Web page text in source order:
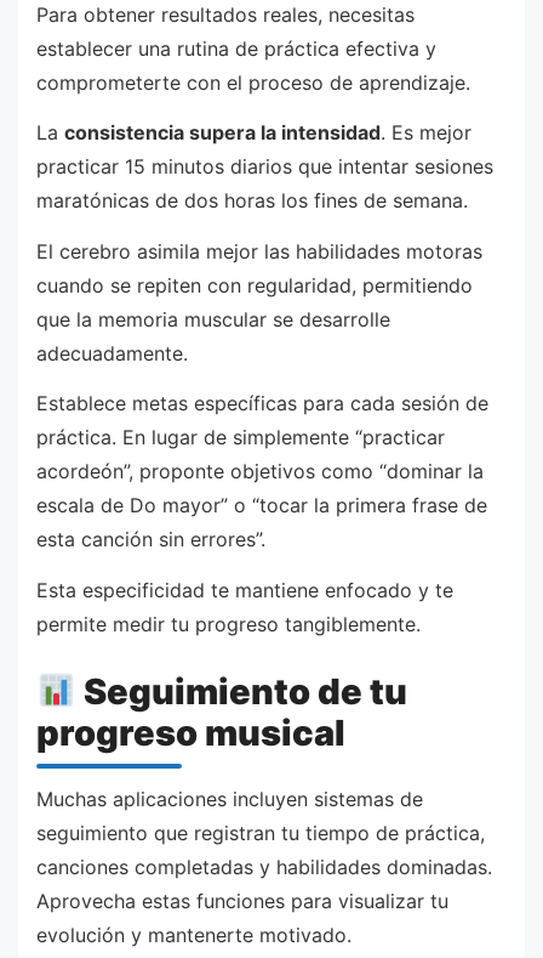
Para obtener resultados reales, necesitas
establecer una rutina de práctica efectiva y
comprometerte con el proceso de aprendizaje.
La consistencia supera la intensidad. Es mejor
practicar 15 minutos diarios que intentar sesiones
maratónicas de dos horas los fines de semana.
El cerebro asimila mejor las habilidades motoras
cuando se repiten con regularidad, permitiendo
que la memoria muscular se desarrolle
adecuadamente.
Establece metas específicas para cada sesión de
práctica. En lugar de simplemente “practicar
acordeón”, proponte objetivos como “dominar la
escala de Do mayor” o “tocar la primera frase de
esta canción sin errores”.
Esta especificidad te mantiene enfocado y te
permite medir tu progreso tangiblemente.
Seguimiento de tu
progreso musical
Muchas aplicaciones incluyen sistemas de
seguimiento que registran tu tiempo de práctica,
canciones completadas y habilidades dominadas.
Aprovecha estas funciones para visualizar tu
evolución y mantenerte motivado.